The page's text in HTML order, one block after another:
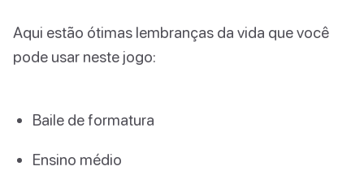
Aqui estão ótimas lembranças da vida que você
pode usar neste jogo:
Baile de formatura
Ensino médio